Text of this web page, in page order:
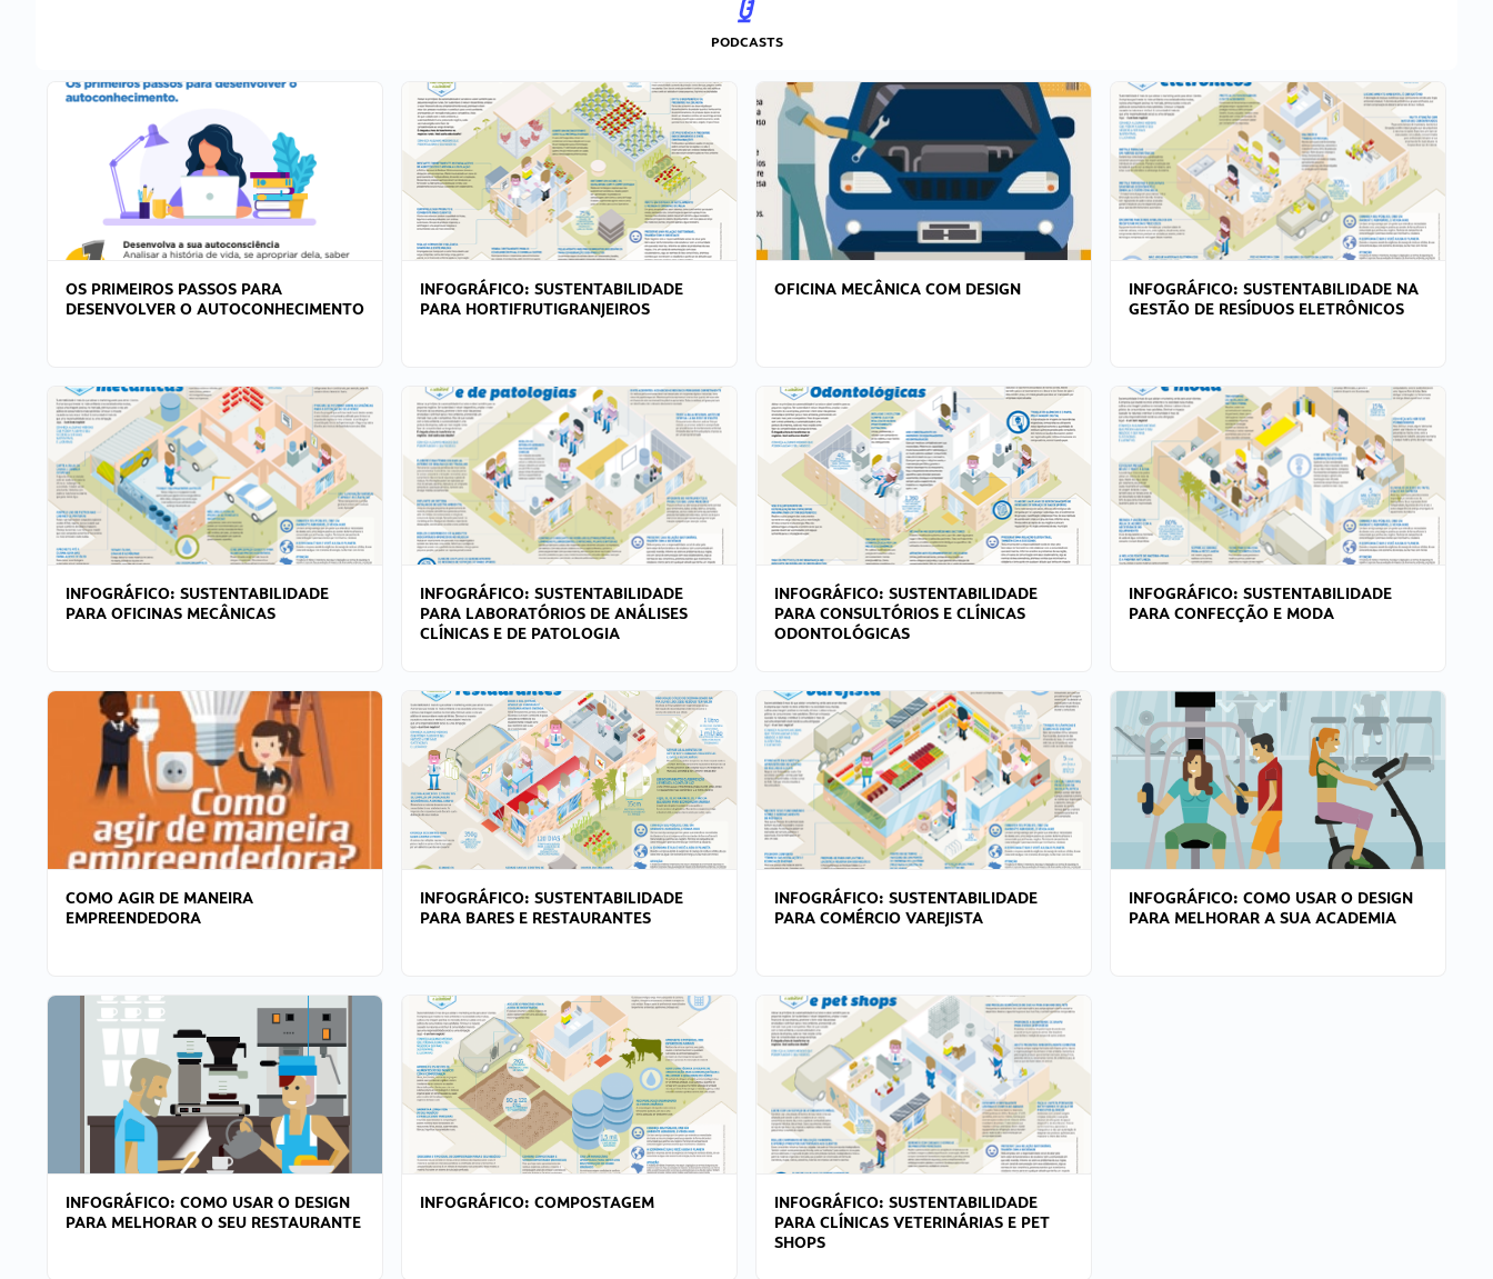
PODCASTS
OS PRIMEIROS PASSOS PARA
DESENVOLVER O AUTOCONHECIMENTO
INFOGRÁFICO: SUSTENTABILIDADE
PARA HORTIFRUTIGRANJEIROS
OFICINA MECÂNICA COM DESIGN
INFOGRÁFICO: SUSTENTABILIDADE NA
GESTÃO DE RESÍDUOS ELETRÔNICOS
INFOGRÁFICO: SUSTENTABILIDADE
PARA OFICINAS MECÂNICAS
INFOGRÁFICO: SUSTENTABILIDADE
PARA LABORATÓRIOS DE ANÁLISES
CLÍNICAS E DE PATOLOGIA
INFOGRÁFICO: SUSTENTABILIDADE
PARA CONSULTÓRIOS E CLÍNICAS
ODONTOLÓGICAS
INFOGRÁFICO: SUSTENTABILIDADE
PARA CONFECÇÃO E MODA
COMO AGIR DE MANEIRA
EMPREENDEDORA
INFOGRÁFICO: SUSTENTABILIDADE
PARA BARES E RESTAURANTES
INFOGRÁFICO: SUSTENTABILIDADE
PARA COMÉRCIO VAREJISTA
INFOGRÁFICO: COMO USAR O DESIGN
PARA MELHORAR A SUA ACADEMIA
INFOGRÁFICO: COMO USAR O DESIGN
PARA MELHORAR O SEU RESTAURANTE
INFOGRÁFICO: COMPOSTAGEM
INFOGRÁFICO: SUSTENTABILIDADE
PARA CLÍNICAS VETERINÁRIAS E PET
SHOPS